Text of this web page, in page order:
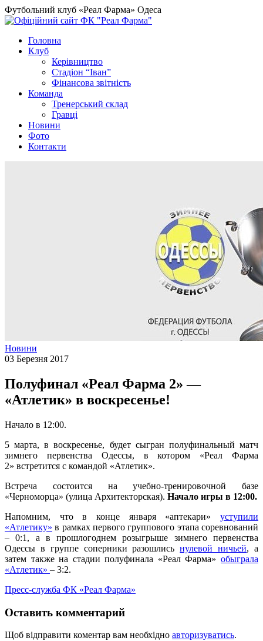
Футбольний клуб «Реал Фарма» Одеса
Головна
Клуб
Керівництво
Стадіон “Іван”
Фінансова звітність
Команда
Тренерський склад
Гравці
Новини
Фото
Контакти
Новини
03 Березня 2017
Полуфинал «Реал Фарма 2» —
«Атлетик» в воскресенье!
Начало в 12:00.
5 марта, в воскресенье, будет сыгран полуфинальный матч
зимнего первенства Одессы, в котором «Реал Фарма
2» встретится с командой «Атлетик».
Встреча состоится на учебно-тренировочной базе
«Черноморца» (улица Архитекторская). Начало игры в 12:00.
Напомним, что в конце января «аптекари» уступили
«Атлетику» в рамках первого группового этапа соревнований
– 0:1, а в прошлогоднем розыгрыше зимнего первенства
Одессы в группе соперники разошлисьнулевой ничьей, а
затем также на стадии полуфинала «Реал Фарма» обыграла
«Атлетик» – 3:2.
Пресс-служба ФК «Реал Фарма»
Оставить комментарий
Щоб відправити коментар вам необхідно авторизуватись.